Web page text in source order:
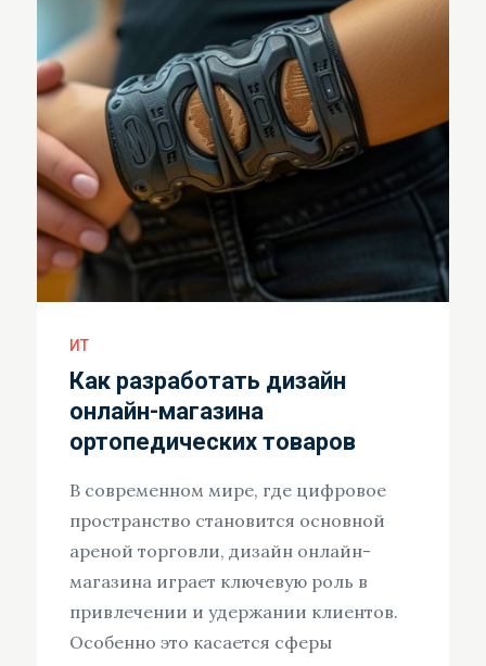
ИТ
Как разработать дизайн
онлайн-магазина
ортопедических товаров
В современном мире, где цифровое
пространство становится основной
ареной торговли, дизайн онлайн-
магазина играет ключевую роль в
привлечении и удержании клиентов.
Особенно это касается сферы